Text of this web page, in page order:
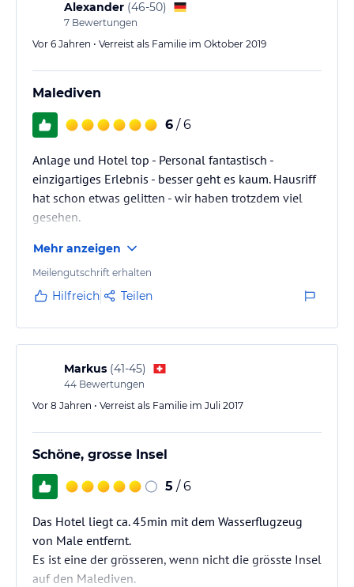
Alexander (46-50)
7 Bewertungen
Vor 6 Jahren • Verreist als Familie im Oktober 2019
Malediven
6 / 6
Anlage und Hotel top - Personal fantastisch -
einzigartiges Erlebnis - besser geht es kaum. Hausriff
hat schon etwas gelitten - wir haben trotzdem viel
gesehen.
Mehr anzeigen
Meilengutschrift erhalten
Hilfreich Teilen
Markus (41-45)
44 Bewertungen
Vor 8 Jahren • Verreist als Familie im Juli 2017
Schöne, grosse Insel
5 / 6
Das Hotel liegt ca. 45min mit dem Wasserflugzeug
von Male entfernt.
Es ist eine der grösseren, wenn nicht die grösste Insel
auf den Malediven.